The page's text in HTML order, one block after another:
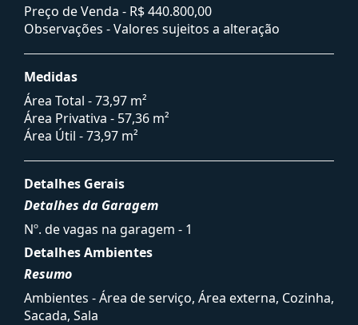
Preço de Venda - R$ 440.800,00
Observações - Valores sujeitos a alteração
Medidas
Área Total - 73,97 m²
Área Privativa - 57,36 m²
Área Útil - 73,97 m²
Detalhes Gerais
Detalhes da Garagem
Nº. de vagas na garagem - 1
Detalhes Ambientes
Resumo
Ambientes - Área de serviço, Área externa, Cozinha,
Sacada, Sala